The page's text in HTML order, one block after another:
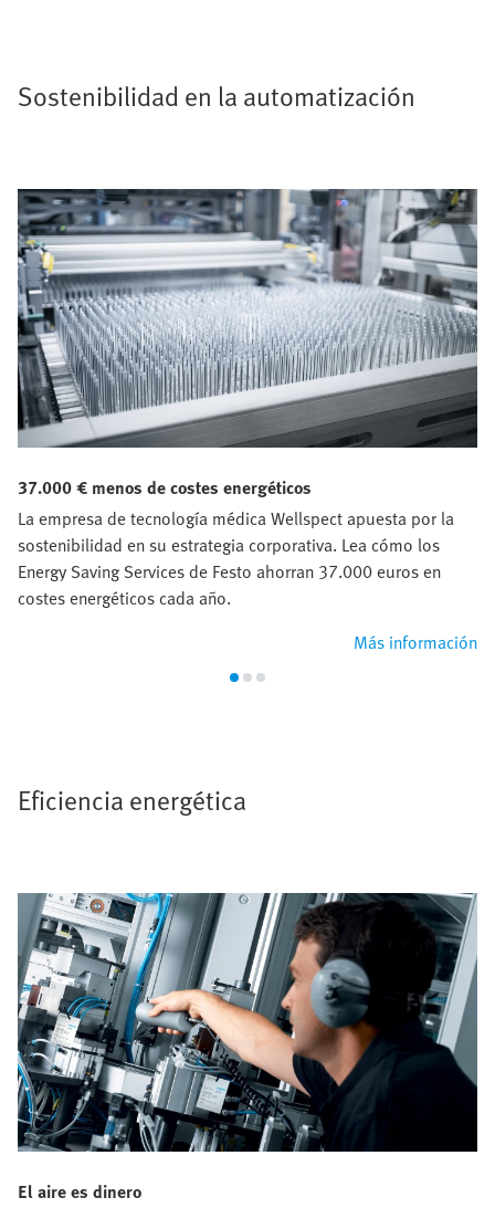
Sostenibilidad en la automatización
37.000 € menos de costes energéticos
La empresa de tecnología médica Wellspect apuesta por la
sostenibilidad en su estrategia corporativa. Lea cómo los
Energy Saving Services de Festo ahorran 37.000 euros en
costes energéticos cada año.
Más información
Eficiencia energética
El aire es dinero